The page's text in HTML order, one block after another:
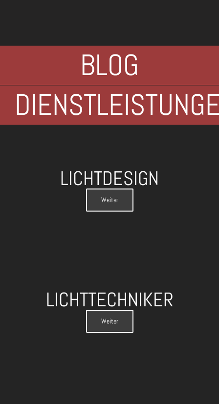
BLOG
LICHTDESIGN
Weiter
LICHTTECHNIKER
Weiter